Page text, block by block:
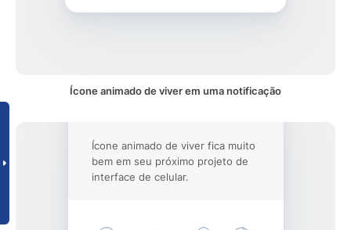
Ícone animado de viver em uma notificação
Ícone animado de viver fica muito
bem em seu próximo projeto de
interface de celular.